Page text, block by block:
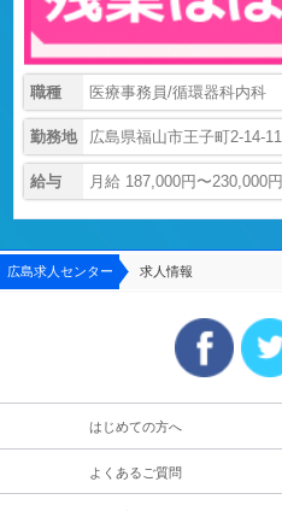
職種 医療事務員/循環器科内科
勤務地 広島県福山市王子町2-14-11
給与 月給 187,000円〜230,000円
広島求人センター 求人情報
はじめての方へ
よくあるご質問